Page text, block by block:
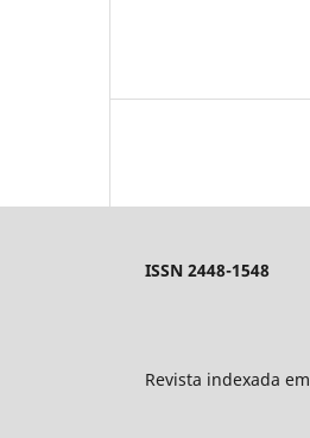
ISSN 2448-1548
Revista indexada em